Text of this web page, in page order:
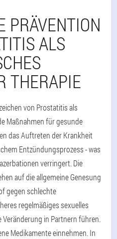
PRÄVENTION
ALS
THERAPIE
von Prostatitis als
Maßnahmen für gesunde
das Auftreten der Krankheit
Entzündungsprozess - was
verringert. Die
auf die allgemeine Genesung
gegen schlechte
regelmäßiges sexuelles
in Partnern führen.
Medikamente einnehmen. In